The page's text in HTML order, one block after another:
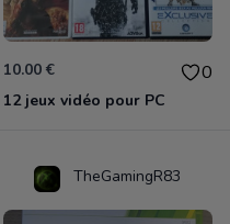
10.00 € 0
12 jeux vidéo pour PC
TheGamingR83